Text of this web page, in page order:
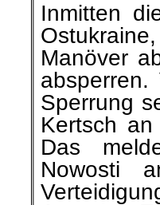
Inmitten
Manöver
Sperrung
Kertsch
Das
Nowosti